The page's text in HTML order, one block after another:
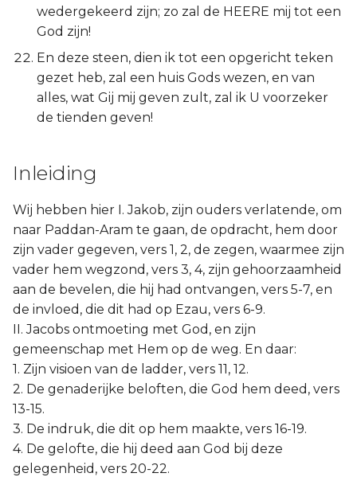
wedergekeerd zijn; zo zal de HEERE mij tot een
God zijn!
En deze steen, dien ik tot een opgericht teken
gezet heb, zal een huis Gods wezen, en van
alles, wat Gij mij geven zult, zal ik U voorzeker
de tienden geven!
Inleiding
Wij hebben hier I. Jakob, zijn ouders verlatende, om
naar Paddan-Aram te gaan, de opdracht, hem door
zijn vader gegeven, vers 1, 2, de zegen, waarmee zijn
vader hem wegzond, vers 3, 4, zijn gehoorzaamheid
aan de bevelen, die hij had ontvangen, vers 5-7, en
de invloed, die dit had op Ezau, vers 6-9.
II. Jacobs ontmoeting met God, en zijn
gemeenschap met Hem op de weg. En daar:
1. Zijn visioen van de ladder, vers 11, 12.
2. De genaderijke beloften, die God hem deed, vers
13-15.
3. De indruk, die dit op hem maakte, vers 16-19.
4. De gelofte, die hij deed aan God bij deze
gelegenheid, vers 20-22.